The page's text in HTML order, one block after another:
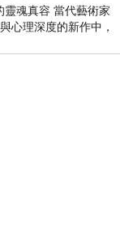
魂真容 當代藝術家
心理深度的新作中，
痕與大膽的